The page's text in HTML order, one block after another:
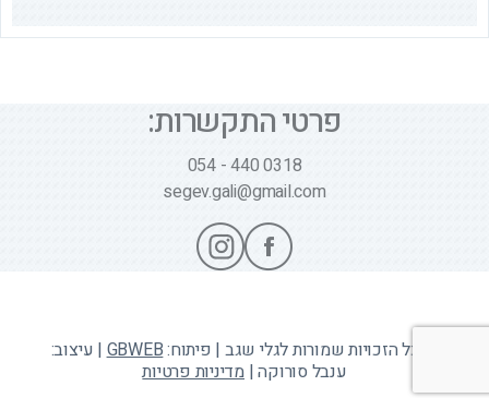
פרטי התקשרות:
054 - 440 0318
segev.gali@gmail.com
Scroll
© כל הזכויות שמורות לגלי שגב | פיתוח:GBWEB| עיצוב:
ענבל סורוקה | מדיניות פרטיות